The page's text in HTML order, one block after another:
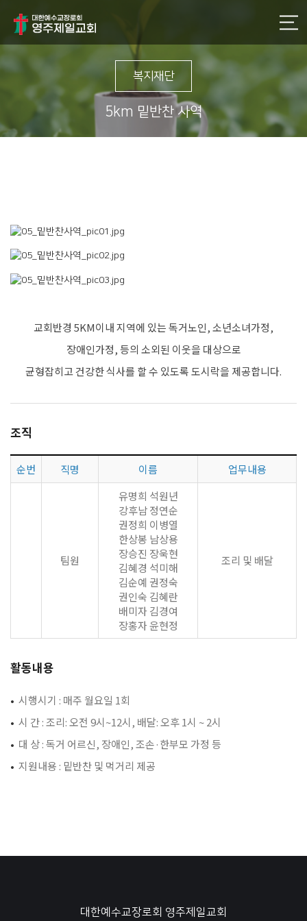
복지재단
5km 밑반찬 사역
교회반경 5KM이내 지역에 있는 독거노인, 소년소녀가정,
장애인가정, 등의 소외된 이웃을 대상으로
균형잡히고 건강한 식사를 할 수 있도록 도시락을 제공합니다.
조직
순번 직명 이름 업무내용
팀원
유명희 석원년
강후남 정연순
권정희 이병열
한상봉 남상용
장승진 장욱현
김혜경 석미해
김순예 권정숙
권인숙 김혜란
배미자 김경여
장홍자 윤현정
조리 및 배달
활동내용
• 시행시기 : 매주 월요일 1회
• 시 간 : 조리: 오전 9시~12시, 배달: 오후 1시 ~ 2시
• 대 상 : 독거 어르신, 장애인, 조손·한부모 가정 등
• 지원내용 : 밑반찬 및 먹거리 제공
대한예수교장로회 영주제일교회